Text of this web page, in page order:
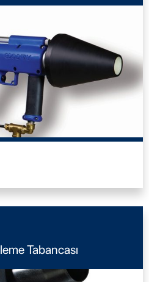
Tabancası